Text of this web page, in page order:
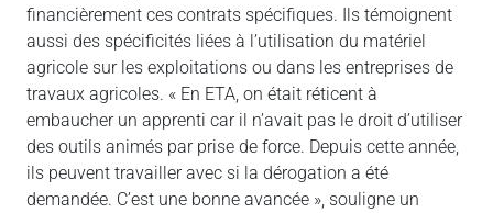
financièrement ces contrats spécifiques. Ils témoignent
aussi des spécificités liées à l’utilisation du matériel
agricole sur les exploitations ou dans les entreprises de
travaux agricoles. « En ETA, on était réticent à
embaucher un apprenti car il n’avait pas le droit d’utiliser
des outils animés par prise de force. Depuis cette année,
ils peuvent travailler avec si la dérogation a été
demandée. C’est une bonne avancée », souligne un